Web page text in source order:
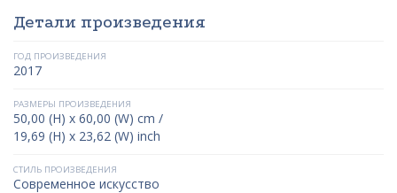
Детали произведения
ГОД ПРОИЗВЕДЕНИЯ
2017
РАЗМЕРЫ ПРОИЗВЕДЕНИЯ
50,00 (H) x 60,00 (W) cm /
19,69 (H) x 23,62 (W) inch
СТИЛЬ ПРОИЗВЕДЕНИЯ
Современное искусство